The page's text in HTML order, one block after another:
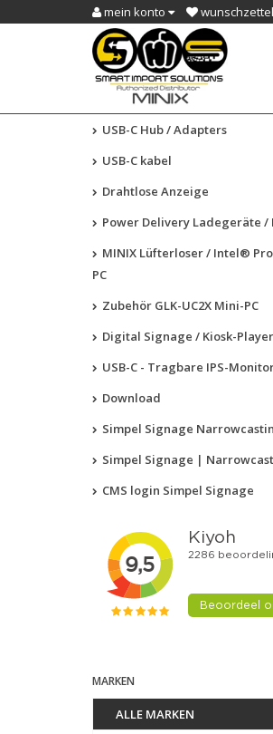
mein konto wunschzettel
USB-C Hub / Adapters
USB-C kabel
Drahtlose Anzeige
Power Delivery Ladegeräte /
MINIX Lüfterloser / Intel®
PC
Zubehör GLK-UC2X Mini-PC
Digital Signage / Kiosk-Player
USB-C - Tragbare IPS-
Download
Simpel Signage
Simpel Signage |
CMS login Simpel Signage
MARKEN
ALLE MARKEN